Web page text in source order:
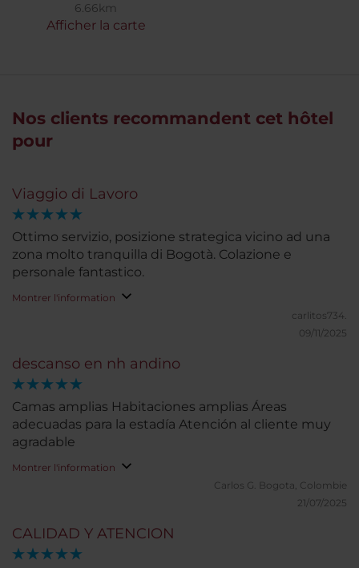
6.66km
Afficher la carte
Nos clients recommandent cet hôtel
pour
Viaggio di Lavoro
Ottimo servizio, posizione strategica vicino ad una
zona molto tranquilla di Bogotà. Colazione e
personale fantastico.
Montrer l'information
carlitos734.
09/11/2025
descanso en nh andino
Camas amplias Habitaciones amplias Áreas
adecuadas para la estadía Atención al cliente muy
agradable
Montrer l'information
Carlos G. Bogota, Colombie
21/07/2025
CALIDAD Y ATENCION